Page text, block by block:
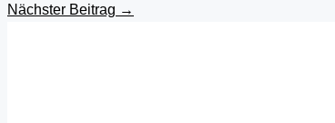
Nächster Beitrag →